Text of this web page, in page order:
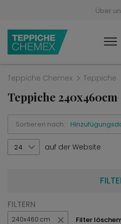
Über
Teppiche Chemex Teppiche
Teppiche 240x460cm
Sortieren nach:
24 auf der Website
FILTERN
240x460 cm Filter